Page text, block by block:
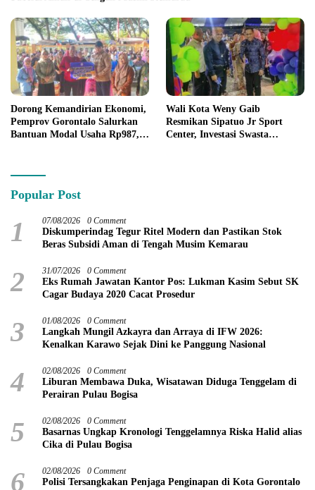
Dorong Kemandirian Ekonomi,
Pemprov Gorontalo Salurkan
Bantuan Modal Usaha Rp987,5
Wali Kota Weny Gaib
Resmikan Sipatuo Jr Sport
Center, Investasi Swasta
Popular Post
1 07/08/2026 0 Comment
Diskumperindag Tegur Ritel Modern dan Pastikan Stok
Beras Subsidi Aman di Tengah Musim Kemarau
2 31/07/2026 0 Comment
Eks Rumah Jawatan Kantor Pos: Lukman Kasim Sebut SK
Cagar Budaya 2020 Cacat Prosedur
3 01/08/2026 0 Comment
Langkah Mungil Azkayra dan Arraya di IFW 2026:
Kenalkan Karawo Sejak Dini ke Panggung Nasional
4 02/08/2026 0 Comment
Liburan Membawa Duka, Wisatawan Diduga Tenggelam di
Perairan Pulau Bogisa
5 02/08/2026 0 Comment
Basarnas Ungkap Kronologi Tenggelamnya Riska Halid alias
Cika di Pulau Bogisa
6 02/08/2026 0 Comment
Polisi Tersangkakan Penjaga Penginapan di Kota Gorontalo